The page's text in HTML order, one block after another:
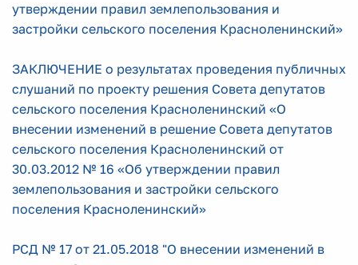
утверждении правил землепользования и
застройки сельского поселения Красноленинский»
ЗАКЛЮЧЕНИЕ о результатах проведения публичных
слушаний по проекту решения Совета депутатов
сельского поселения Красноленинский «О
внесении изменений в решение Совета депутатов
сельского поселения Красноленинский от
30.03.2012 № 16 «Об утверждении правил
землепользования и застройки сельского
поселения Красноленинский»
РСД № 17 от 21.05.2018 "О внесении изменений в